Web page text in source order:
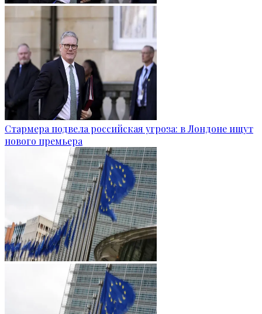
Стармера подвела российская угроза: в Лондоне ищут
нового премьера